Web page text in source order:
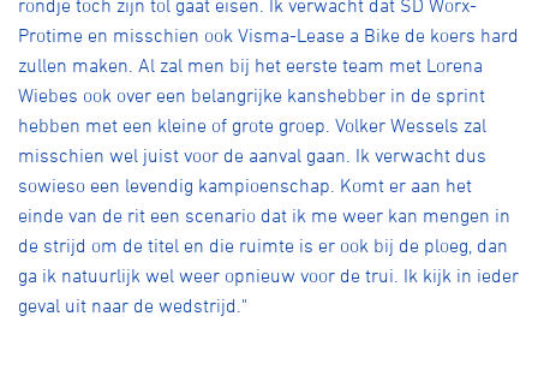
rondje toch zijn tol gaat eisen. Ik verwacht dat SD Worx-
Protime en misschien ook Visma-Lease a Bike de koers hard
zullen maken. Al zal men bij het eerste team met Lorena
Wiebes ook over een belangrijke kanshebber in de sprint
hebben met een kleine of grote groep. Volker Wessels zal
misschien wel juist voor de aanval gaan. Ik verwacht dus
sowieso een levendig kampioenschap. Komt er aan het
einde van de rit een scenario dat ik me weer kan mengen in
de strijd om de titel en die ruimte is er ook bij de ploeg, dan
ga ik natuurlijk wel weer opnieuw voor de trui. Ik kijk in ieder
geval uit naar de wedstrijd."